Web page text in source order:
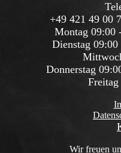
+49 421 49 00
Montag 09:00
Dienstag
Donnerstag
Wir freuen